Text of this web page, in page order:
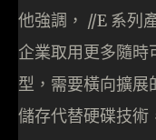
他強調， //E 系列
企業取用更多隨時
型，需要橫向擴展
儲存代替硬碟技術